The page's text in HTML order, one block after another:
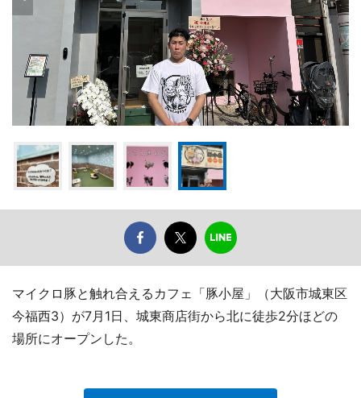
マイクロ豚と触れ合えるカフェ「豚小屋」（大阪市城東区
今福西3）が7月1日、城東商店街から北に徒歩2分ほどの
場所にオープンした。